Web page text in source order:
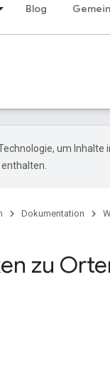
Blog
um Inhalte
Dokumentation
zu